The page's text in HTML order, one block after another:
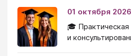
01 октября
🎓 Практическая
и